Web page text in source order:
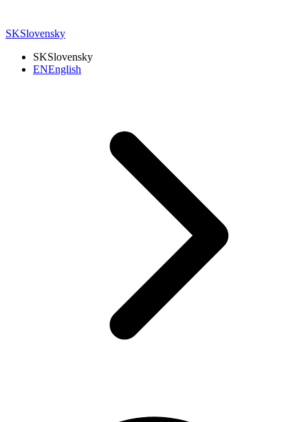
SKSlovensky
SKSlovensky
ENEnglish